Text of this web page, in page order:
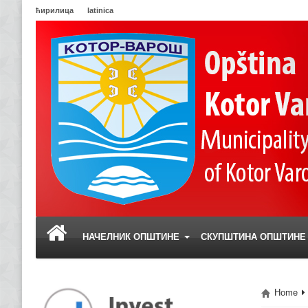
ћирилица latinica
НАЧЕЛНИК ОПШТИНЕ СКУПШТИНА ОПШТИНЕ
Home